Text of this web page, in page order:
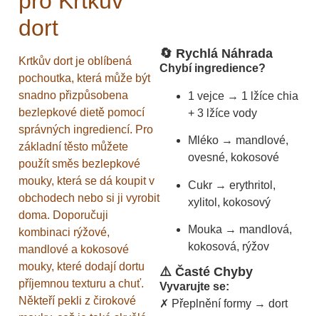
dort
Krtkův dort je oblíbená
pochoutka, která může být
snadno přizpůsobena
bezlepkové dietě pomocí
správných ingrediencí. Pro
základní těsto můžete
použít směs bezlepkové
mouky, která se dá koupit v
obchodech nebo si ji vyrobit
doma. Doporučuji
kombinaci rýžové,
mandlové a kokosové
mouky, které dodají dortu
příjemnou texturu a chuť.
Někteří pekli z čirokové
🔄 Rychlá Náhrada
Chybí ingredience?
1 vejce → 1 lžíce chia
+ 3 lžíce vody
Mléko → mandlové,
ovesné, kokosové
Cukr → erythritol,
xylitol, kokosový
Mouka → mandlová,
kokosová, rýžov
⚠️ Časté Chyby
Vyvarujte se:
✗ Přeplnění formy → dort